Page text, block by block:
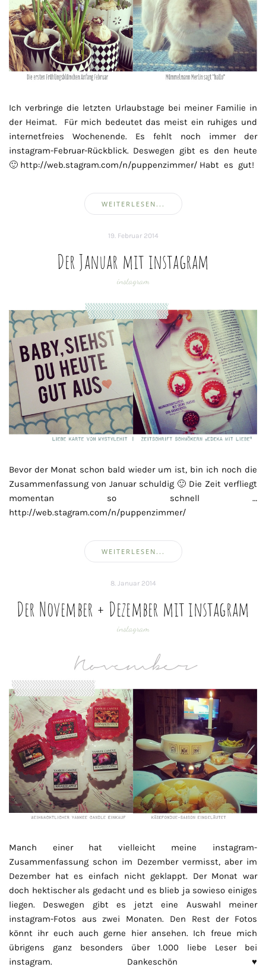
Ich verbringe die letzten Urlaubstage bei meiner Familie in
der Heimat. Für mich bedeutet das meist ein ruhiges und
internetfreies Wochenende. Es fehlt noch immer der
instagram-Februar-Rückblick. Deswegen gibt es den heute
🙂 http://web.stagram.com/n/puppenzimmer/ Habt es gut!
WEITERLESEN...
19. Februar 2014
Der Januar mit instagram
instagram
Bevor der Monat schon bald wieder um ist, bin ich noch die
Zusammenfassung von Januar schuldig 🙂 Die Zeit verfliegt
momentan so schnell …
http://web.stagram.com/n/puppenzimmer/
WEITERLESEN...
8. Januar 2014
Der November + Dezember mit instagram
instagram
Manch einer hat vielleicht meine instagram-
Zusammenfassung schon im Dezember vermisst, aber im
Dezember hat es einfach nicht geklappt. Der Monat war
doch hektischer als gedacht und es blieb ja sowieso einiges
liegen. Deswegen gibt es jetzt eine Auswahl meiner
instagram-Fotos aus zwei Monaten. Den Rest der Fotos
könnt ihr euch auch gerne hier ansehen. Ich freue mich
übrigens ganz besonders über 1.000 liebe Leser bei
instagram. Dankeschön ♥